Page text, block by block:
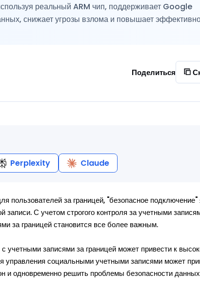
реальный ARM чип, поддерживает Google
снижает угрозы взлома и повышает
Поделиться
Perplexity Claude
пользователей за границей, "безопасное подключение"
С учетом строгого контроля за учетными
за границей становится все более важным.
учетными записями за границей может привести к
социальными учетными записями может
и одновременно решить проблемы безопасности